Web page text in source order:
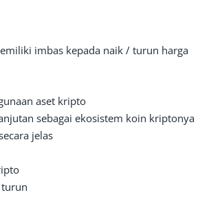
imbas kepada naik / turun harga
aset kripto
sebagai ekosistem koin kriptonya
jelas